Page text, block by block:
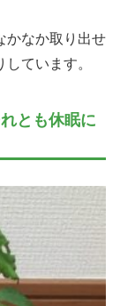
かなか取り出せ
ています。
とも休眠に